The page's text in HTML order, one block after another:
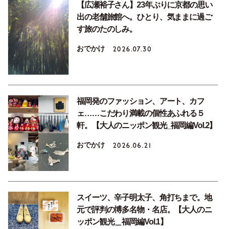
【広瀬裕子さん】23年ぶりに京都の思い
出の老舗旅館へ。ひとり、気ままに過ご
す旅のたのしみ。
おでかけ 2026.07.30
福岡発のファッション、アート、カフ
ェ……こだわり満載の個性あふれる５
軒。【大人のニッポン観光_福岡編Vol.2】
おでかけ 2026.06.21
スイーツ、辛子明太子、角打ちまで。地
元で評判の博多名物・名店。【大人のニ
ッポン観光＿福岡編Vol.1】